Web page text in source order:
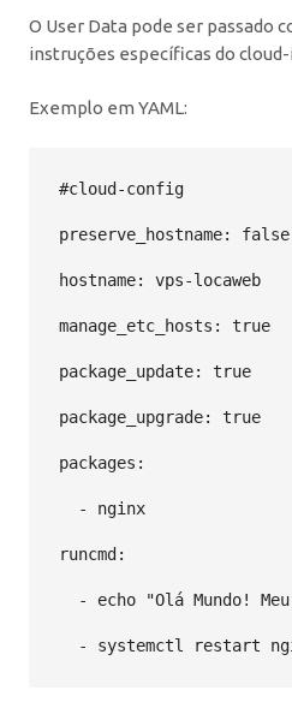
O User Data pode ser passado
instruções específicas do
Exemplo em YAML:
#cloud-config
preserve_hostname: false
hostname: vps-locaweb
manage_etc_hosts: true
package_update: true
package_upgrade: true
packages:
- nginx
runcmd:
- echo "Olá Mundo!
- systemctl restart